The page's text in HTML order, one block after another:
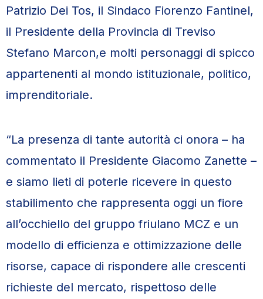
Patrizio Dei Tos, il Sindaco Fiorenzo Fantinel,
il Presidente della Provincia di Treviso
Stefano Marcon,e molti personaggi di spicco
appartenenti al mondo istituzionale, politico,
imprenditoriale.
“La presenza di tante autorità ci onora – ha
commentato il Presidente Giacomo Zanette –
e siamo lieti di poterle ricevere in questo
stabilimento che rappresenta oggi un fiore
all’occhiello del gruppo friulano MCZ e un
modello di efficienza e ottimizzazione delle
risorse, capace di rispondere alle crescenti
richieste del mercato, rispettoso delle